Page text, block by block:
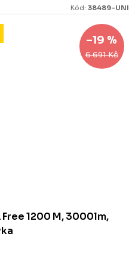
Kód: 38489-UNI
6 691 Kč
–19 %
Free 1200 M, 3000lm,